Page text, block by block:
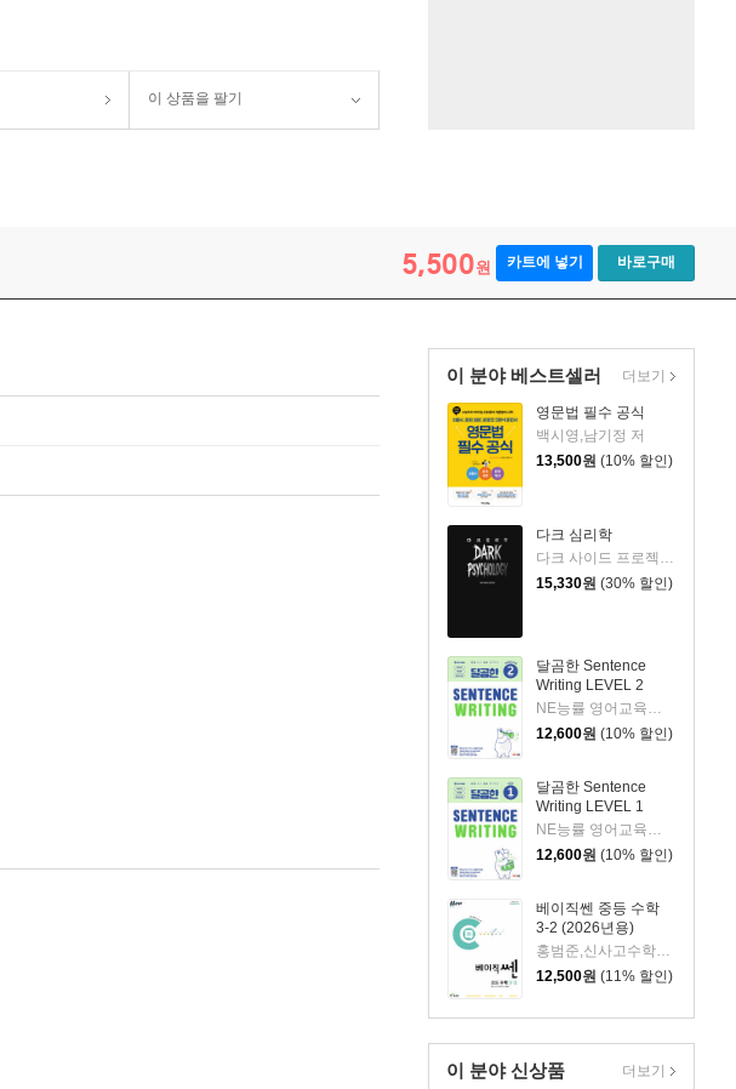
이 상품을 팔기
5,500원 카트에 넣기 바로구매
이 분야 베스트셀러
영문법 필수 공식
백시영,남기정 저
13,500원 (10% 할인)
다크 심리학
다크 사이드 프로젝트 저
15,330원 (30% 할인)
달곰한 Sentence
Writing LEVEL 2
NE능률 영어교육연구소 저
12,600원 (10% 할인)
달곰한 Sentence
Writing LEVEL 1
NE능률 영어교육연구소 저
12,600원 (10% 할인)
베이직쎈 중등 수학
3-2 (2026년용)
홍범준,신사고수학콘텐츠연구회 공저
12,500원 (11% 할인)
더보기
이 분야 신상품 더보기